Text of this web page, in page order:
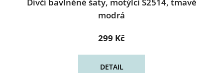
modrá
299 Kč
DETAIL